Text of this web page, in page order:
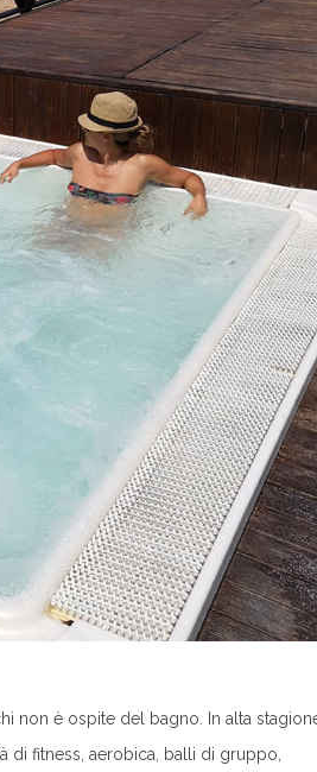
non è ospite del bagno. In alta
di fitness, aerobica, balli di gruppo,